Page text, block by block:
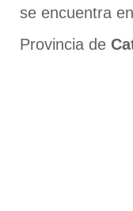
se encuentra
Provincia de